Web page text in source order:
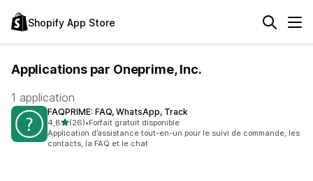
Shopify App Store
Applications par Oneprime, Inc.
1 application
FAQPRIME: FAQ, WhatsApp, Track
4,8étoile(s) sur 5
(26)
26 avis au total
•Forfait gratuit disponible
Application d’assistance tout-en-un pour le suivi de commande, les
contacts, la FAQ et le chat